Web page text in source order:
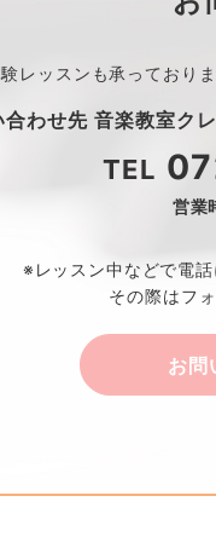
レッスンも承っておりま
合わせ先 音楽教室ク
TEL
営業
※レッスン中などで電
その際はフ
お問